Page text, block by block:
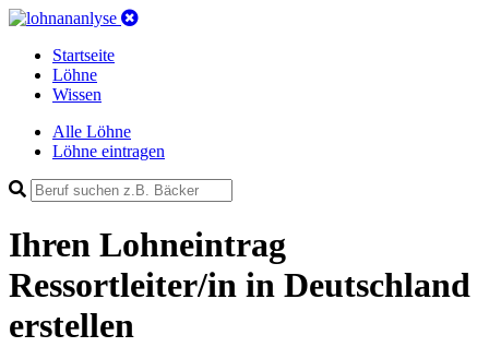
Startseite
Löhne
Wissen
Alle Löhne
Löhne eintragen
Ihren Lohneintrag
Ressortleiter/in in Deutschland
erstellen